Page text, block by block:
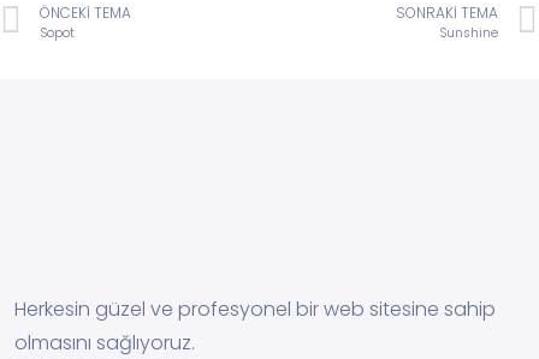
ÖNCEKI TEMA
Sopot
SONRAKI TEMA
Sunshine
Herkesin güzel ve profesyonel bir web sitesine sahip
olmasını sağlıyoruz.